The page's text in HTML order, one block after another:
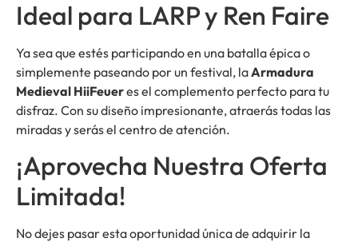
Ideal para LARP y Ren Faire
Ya sea que estés participando en una batalla épica o
simplemente paseando por un festival, laArmadura
Medieval HiiFeueres el complemento perfecto para tu
disfraz. Con su diseño impresionante, atraerás todas las
miradas y serás el centro de atención.
¡Aprovecha Nuestra Oferta
Limitada!
No dejes pasar esta oportunidad única de adquirir la